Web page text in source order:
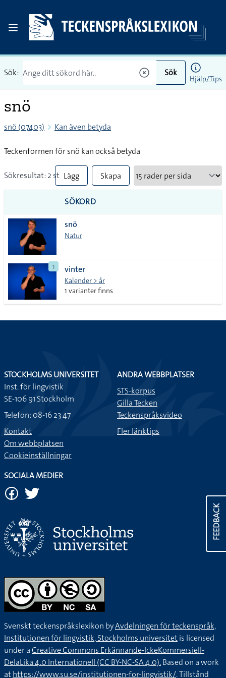
Sök: Sök
Hjälp/Tips
snö
snö (07403) Kan även betyda
Teckenformen för snö kan också betyda
Sökresultat: 2 st Lägg
till
alla i
lista
Skapa
SÖKORD
snö
Natur
1 vinter
Kalender > år
1 varianter finns
FEEDBACK
STOCKHOLMS UNIVERSITET
Inst. för lingvistik
SE-106 91 Stockholm
Telefon: 08-16 23 47
Kontakt
Om webbplatsen
Cookieinställningar
ANDRA WEBBPLATSER
STS-korpus
Gilla Tecken
Teckenspråksvideo
Fler länktips
SOCIALA MEDIER
Svenskt teckenspråkslexikon byAvdelningen för teckenspråk,
Institutionen för lingvistik, Stockholms universitetis licensed
under aCreative Commons Erkännande-IckeKommersiell-
DelaLika 4.0 Internationell (CC BY-NC-SA 4.0).Based on a work
athttps://www.su.se/institutionen-for-lingvistik/. Tillstånd